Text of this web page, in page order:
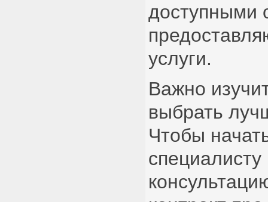
доступными
услуги.
Важно
выбрать
Чтобы